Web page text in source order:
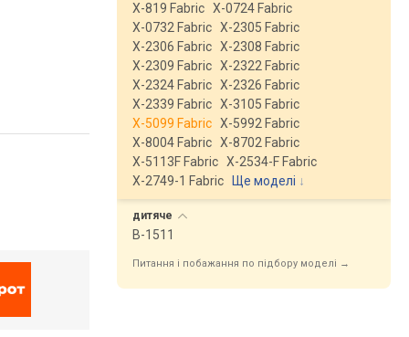
X-819 Fabric X-0724 Fabric
X-0732 Fabric X-2305 Fabric
X-2306 Fabric X-2308 Fabric
X-2309 Fabric X-2322 Fabric
X-2324 Fabric X-2326 Fabric
X-2339 Fabric X-3105 Fabric
X-5099 Fabric X-5992 Fabric
X-8004 Fabric X-8702 Fabric
X-5113F Fabric X-2534-F Fabric
X-2749-1 Fabric
Ще моделі ↓
дитяче
B-1511
Питання і побажання по підбору моделі →